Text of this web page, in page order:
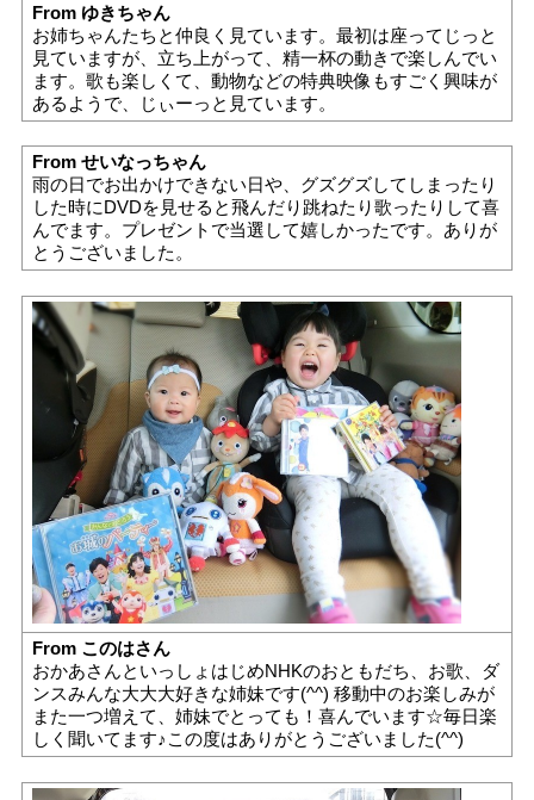
From ゆきちゃん
お姉ちゃんたちと仲良く見ています。最初は座ってじっと
見ていますが、立ち上がって、精一杯の動きで楽しんでい
ます。歌も楽しくて、動物などの特典映像もすごく興味が
あるようで、じぃーっと見ています。
From せいなっちゃん
雨の日でお出かけできない日や、グズグズしてしまったり
した時にDVDを見せると飛んだり跳ねたり歌ったりして喜
んでます。プレゼントで当選して嬉しかったです。ありが
とうございました。
From このはさん
おかあさんといっしょはじめNHKのおともだち、お歌、ダ
ンスみんな大大大好きな姉妹です(^^) 移動中のお楽しみが
また一つ増えて、姉妹でとっても！喜んでいます☆毎日楽
しく聞いてます♪この度はありがとうございました(^^)